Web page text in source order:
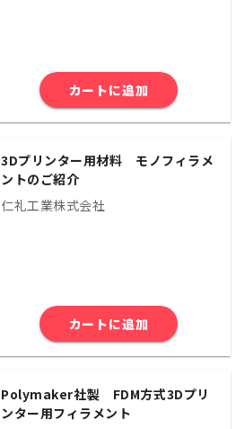
カートに追加
3Dプリンター用材料 モノフィラメ
ントのご紹介
仁礼工業株式会社
カートに追加
Polymaker社製 FDM方式3Dプリ
ンター用フィラメント